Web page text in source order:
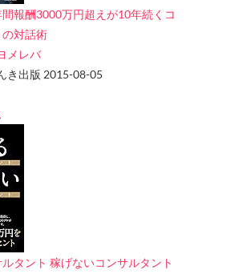
間報酬3000万円超えが10年続くコ
の対話術
メレバ
き出版 2015-08-05
タント 稼げないコンサルタント